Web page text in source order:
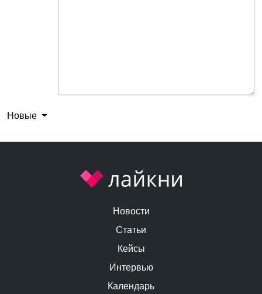
Новые
Новости
Статьи
Кейсы
Интервью
Календарь